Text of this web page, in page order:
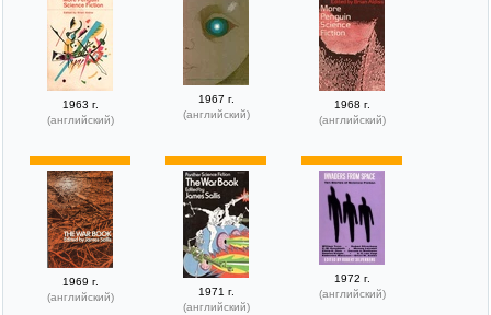
1963 г.
(английский)
1967 г.
(английский)
1968 г.
(английский)
1969 г.
(английский)
1971 г.
(английский)
1972 г.
(английский)